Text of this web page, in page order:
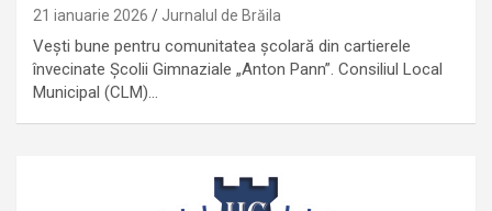
21 ianuarie 2026 Jurnalul de Brăila
Vești bune pentru comunitatea școlară din cartierele
învecinate Școlii Gimnaziale „Anton Pann”. Consiliul Local
Municipal (CLM)…